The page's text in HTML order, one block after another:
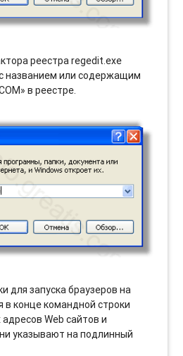
реестра regedit.exe
названием или содержащим
в реестре.
для запуска браузеров на
в конце командной строки
Web сайтов и
указывают на подлинный